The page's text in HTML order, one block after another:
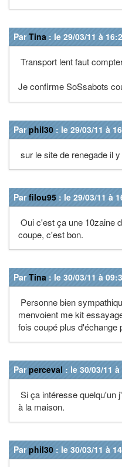
ParTina : le 29/03/11 à
Transport lent faut
Je confirme SoSsabots
Parphil30 : le 29/03/11 à
sur le site de renegade il
Parfilou95 : le 29/03/11 à
Oui c'est ça une 10zaine
coupe, c'est bon.
ParTina : le 30/03/11 à
Personne bien
menvoient me kit
fois coupé plus d'échange
Parperceval : le 30/03/11
Si ça intéresse quelqu'un
à la maison.
Parphil30 : le 30/03/11 à